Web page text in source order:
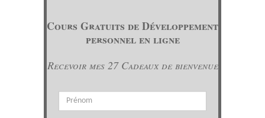
Cours Gratuits de Développement
personnel en ligne
Recevoir mes 27 Cadeaux de bienvenue